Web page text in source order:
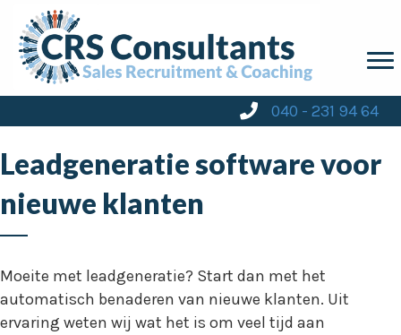
040 - 231 94 64
Leadgeneratie software voor
nieuwe klanten
Moeite met leadgeneratie? Start dan met het
automatisch benaderen van nieuwe klanten. Uit
ervaring weten wij wat het is om veel tijd aan